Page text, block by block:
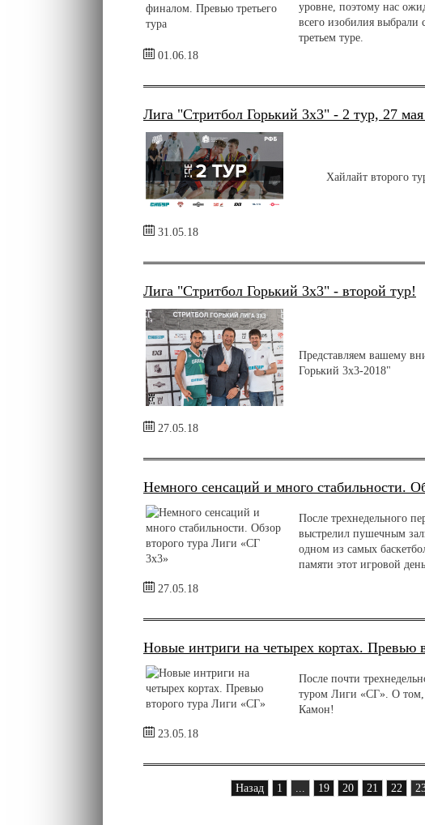
уровне, поэтому нас
всего изобилия
третьем туре.
01.06.18
Лига "Стритбол Горький 3х3" - 2 тур, 27
Хайлайт второго
31.05.18
Лига "Стритбол Горький 3х3" - второй тур!
Представляем вашему
Горький 3х3-2018"
27.05.18
Немного сенсаций и много стабильности.
После трехнедельного
выстрелил пушечным
одном из самых
памяти этот игровой
27.05.18
Новые интриги на четырех кортах. Превью
После почти
туром Лиги «СГ». О том,
Камон!
23.05.18
Назад 1 ... 19 20 21 22